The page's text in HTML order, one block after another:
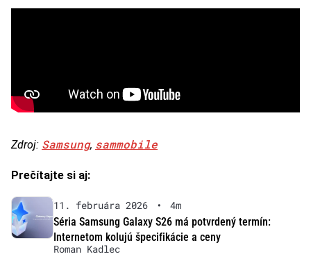
Zdroj: Samsung, sammobile
Prečítajte si aj:
11. februára 2026 •
4m
Séria Samsung Galaxy S26 má potvrdený termín:
Internetom kolujú špecifikácie a ceny
Roman Kadlec